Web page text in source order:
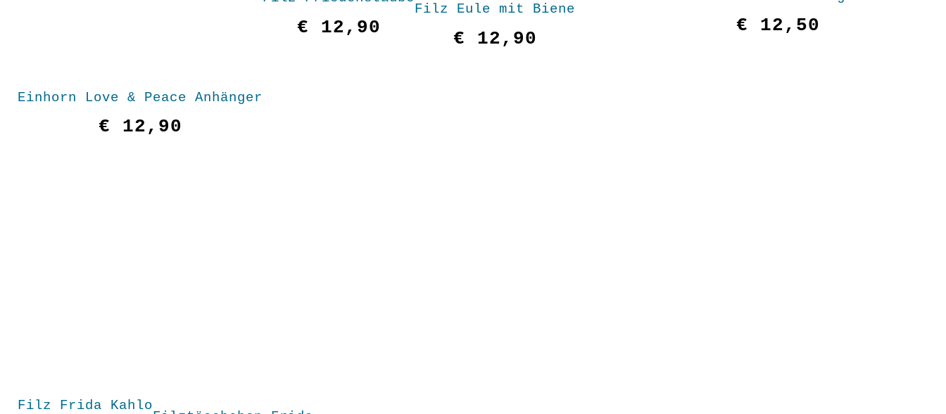
Einhorn Love & Peace Anhänger
€ 12,90
€ 12,90
Filz Eule mit Biene
€ 12,90
€ 12,50
Filz Frida Kahlo